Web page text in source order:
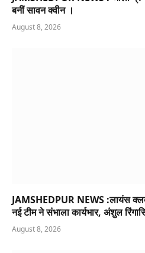
बनीं सावन क्वीन ।
August 8, 2026
JAMSHEDPUR NEWS :लायंस
नई टीम ने संभाला कार्यभार, अंशुल
August 8, 2026